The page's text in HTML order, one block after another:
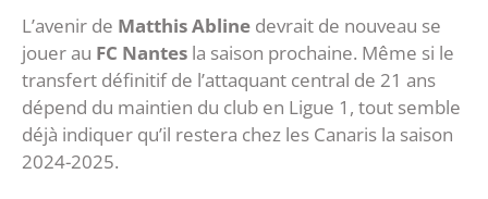
L’avenir de Matthis Abline devrait de nouveau se
jouer au FC Nantes la saison prochaine. Même si le
transfert définitif de l’attaquant central de 21 ans
dépend du maintien du club en Ligue 1, tout semble
déjà indiquer qu’il restera chez les Canaris la saison
2024-2025.